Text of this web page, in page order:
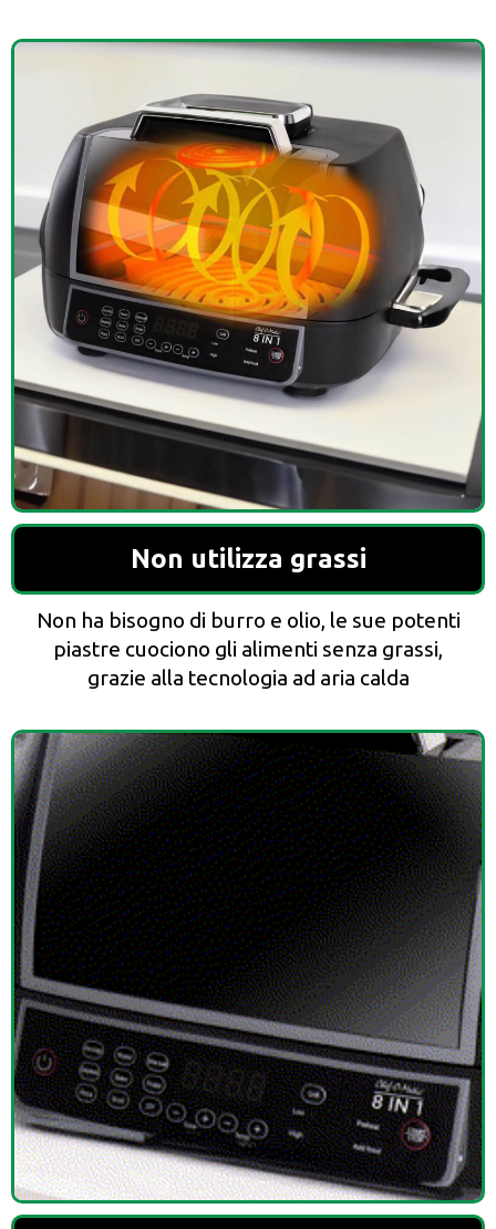
Non utilizza grassi
Non ha bisogno di burro e olio, le sue potenti
piastre cuociono gli alimenti senza grassi,
grazie alla tecnologia ad aria calda